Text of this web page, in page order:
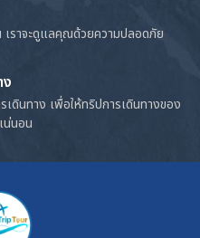
ราจะดูแลคุณด้วยความปลอดภัย
เดินทาง เพื่อให้ทริปการเดินทางของ
น่นอน